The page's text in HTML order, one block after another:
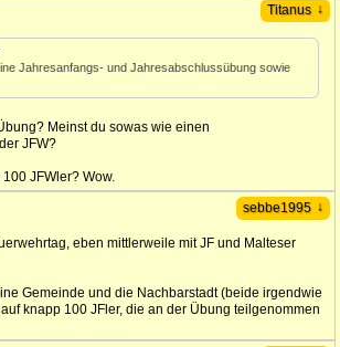
Titanus ↓
Jahresanfangs- und Jahresabschlussübung sowie
Meinst du sowas wie einen
JFW?
JFWler? Wow.
sebbe1995 ↓
eben mittlerweile mit JF und Malteser
Gemeinde und die Nachbarstadt (beide irgendwie
knapp 100 JFler, die an der Übung teilgenommen